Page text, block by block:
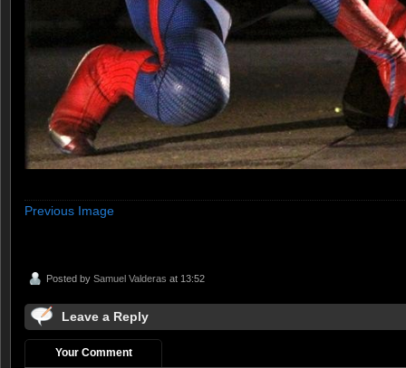
Previous Image
Posted by Samuel Valderas at 13:52
Leave a Reply
Your Comment